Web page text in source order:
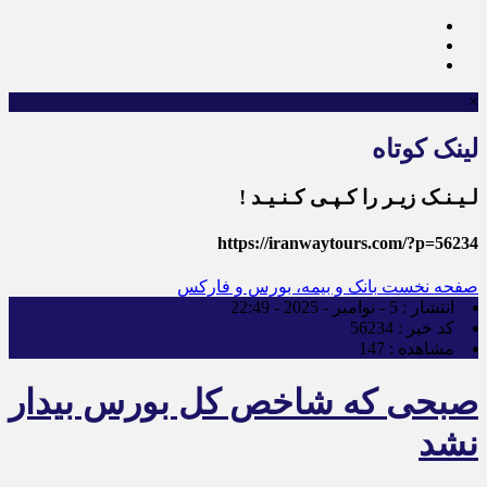
×
لینک کوتاه
لـیـنـک زیـر را کـپـی کـنـیـد !
https://iranwaytours.com/?p=56234
صفحه نخست بانک و بیمه، بورس و فارکس
انتشار : 5 - نوامبر - 2025 - 22:49
کد خبر : 56234
مشاهده : 147
صبحی که شاخص کل بورس بیدار
نشد